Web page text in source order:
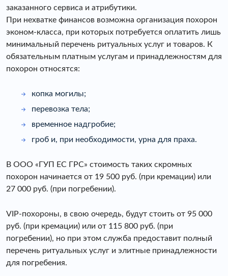
заказанного сервиса и атрибутики.
При нехватке финансов возможна организация похорон
эконом-класса, при которых потребуется оплатить лишь
минимальный перечень ритуальных услуг и товаров. К
обязательным платным услугам и принадлежностям для
похорон относятся:
копка могилы;
перевозка тела;
временное надгробие;
гроб и, при необходимости, урна для праха.
В ООО «ГУП ЕС ГРС» стоимость таких скромных
похорон начинается от 19 500 руб. (при кремации) или
27 000 руб. (при погребении).
VIP-похороны, в свою очередь, будут стоить от 95 000
руб. (при кремации) или от 115 800 руб. (при
погребении), но при этом служба предоставит полный
перечень ритуальных услуг и элитные принадлежности
для погребения.